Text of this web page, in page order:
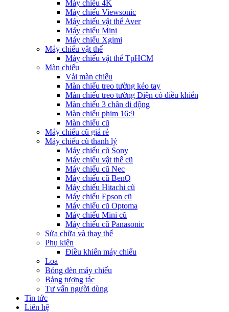
Máy chiếu 4K
Máy chiếu Viewsonic
Máy chiếu vật thể Aver
Máy chiếu Mini
Máy chiếu Xgimi
Máy chiếu vật thể
Máy chiếu vật thể TpHCM
Màn chiếu
Vải màn chiếu
Màn chiếu treo tường kéo tay
Màn chiếu treo tường Điện có điều khiển
Màn chiếu 3 chân di động
Màn chiếu phim 16:9
Màn chiếu cũ
Máy chiếu cũ giá rẻ
Máy chiếu cũ thanh lý
Máy chiếu cũ Sony
Máy chiếu vật thể cũ
Máy chiếu cũ Nec
Máy chiếu cũ BenQ
Máy chiếu Hitachi cũ
Máy chiếu Epson cũ
Máy chiếu cũ Optoma
Máy chiếu Mini cũ
Máy chiếu cũ Panasonic
Sửa chữa và thay thế
Phụ kiện
Điều khiển máy chiếu
Loa
Bóng đèn máy chiếu
Bảng tương tác
Tư vấn người dùng
Tin tức
Liên hệ